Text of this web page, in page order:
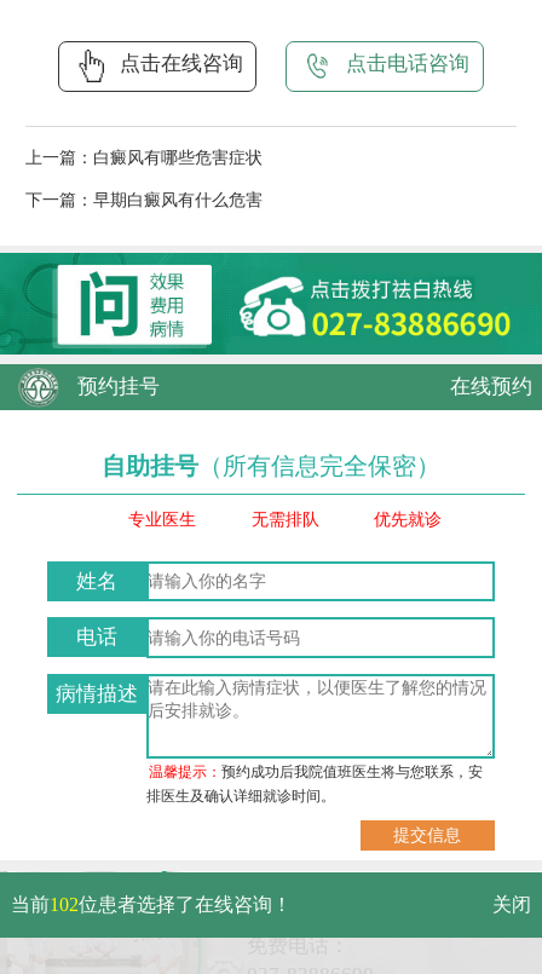
点击在线咨询 点击电话咨询
上一篇： 白癜风有哪些危害症状
下一篇： 早期白癜风有什么危害
预约挂号 在线预约
自助挂号 （所有信息完全保密）
专业医生 无需排队 优先就诊
姓名
电话
病情描述
温馨提示：预约成功后我院值班医生将与您联系，安
排医生及确认详细就诊时间。
武汉市硚口区解放大道469号附
6（原479号）
免费电话：
当前102位患者选择了在线咨询！ 关闭